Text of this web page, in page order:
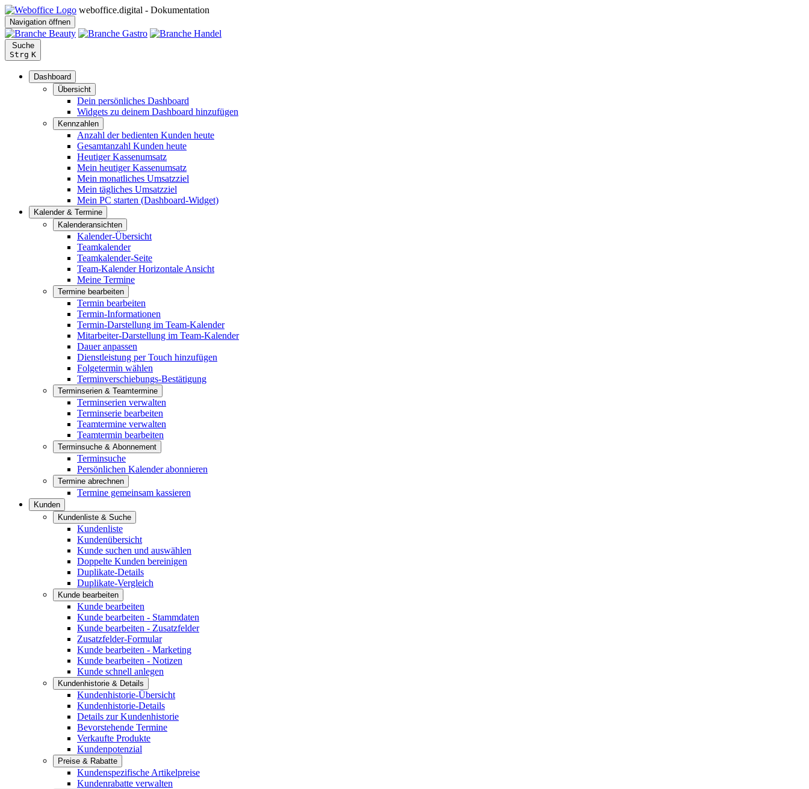
weboffice.digital - Dokumentation
Navigation öffnen
Suche
Strg K
Dashboard
Übersicht
Dein persönliches Dashboard
Widgets zu deinem Dashboard hinzufügen
Kennzahlen
Anzahl der bedienten Kunden heute
Gesamtanzahl Kunden heute
Heutiger Kassenumsatz
Mein heutiger Kassenumsatz
Mein monatliches Umsatzziel
Mein tägliches Umsatzziel
Mein PC starten (Dashboard-Widget)
Kalender & Termine
Kalenderansichten
Kalender-Übersicht
Teamkalender
Teamkalender-Seite
Team-Kalender Horizontale Ansicht
Meine Termine
Termine bearbeiten
Termin bearbeiten
Termin-Informationen
Termin-Darstellung im Team-Kalender
Mitarbeiter-Darstellung im Team-Kalender
Dauer anpassen
Dienstleistung per Touch hinzufügen
Folgetermin wählen
Terminverschiebungs-Bestätigung
Terminserien & Teamtermine
Terminserien verwalten
Terminserie bearbeiten
Teamtermine verwalten
Teamtermin bearbeiten
Terminsuche & Abonnement
Terminsuche
Persönlichen Kalender abonnieren
Termine abrechnen
Termine gemeinsam kassieren
Kunden
Kundenliste & Suche
Kundenliste
Kundenübersicht
Kunde suchen und auswählen
Doppelte Kunden bereinigen
Duplikate-Details
Duplikate-Vergleich
Kunde bearbeiten
Kunde bearbeiten
Kunde bearbeiten - Stammdaten
Kunde bearbeiten - Zusatzfelder
Zusatzfelder-Formular
Kunde bearbeiten - Marketing
Kunde bearbeiten - Notizen
Kunde schnell anlegen
Kundenhistorie & Details
Kundenhistorie-Übersicht
Kundenhistorie-Details
Details zur Kundenhistorie
Bevorstehende Termine
Verkaufte Produkte
Kundenpotenzial
Preise & Rabatte
Kundenspezifische Artikelpreise
Kundenrabatte verwalten